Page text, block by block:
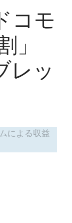
コモ
」
ッ
による収益